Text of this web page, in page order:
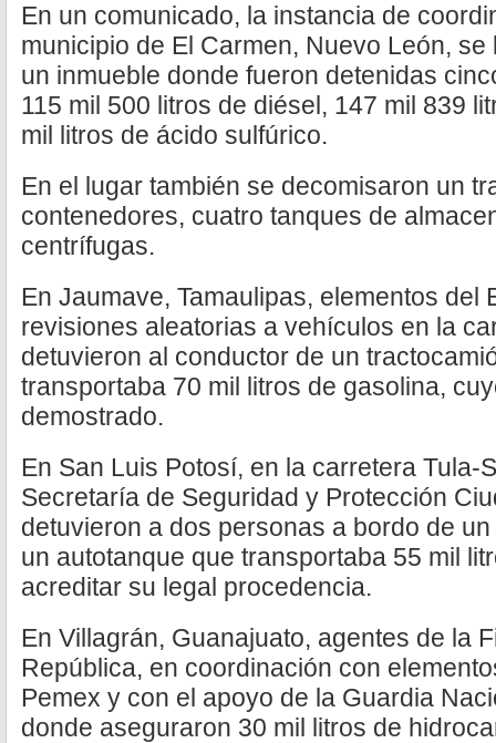
En un comunicado, la instancia de
municipio de El Carmen, Nuevo León,
un inmueble donde fueron detenidas
115 mil 500 litros de diésel, 147 mil 839
mil litros de ácido sulfúrico.
En el lugar también se decomisaron un
contenedores, cuatro tanques de
centrífugas.
En Jaumave, Tamaulipas, elementos del
revisiones aleatorias a vehículos en la
detuvieron al conductor de un
transportaba 70 mil litros de gasolina,
demostrado.
En San Luis Potosí, en la carretera Tula-
Secretaría de Seguridad y Protección
detuvieron a dos personas a bordo de
un autotanque que transportaba 55 mil
acreditar su legal procedencia.
En Villagrán, Guanajuato, agentes de la
República, en coordinación con
Pemex y con el apoyo de la Guardia
donde aseguraron 30 mil litros de